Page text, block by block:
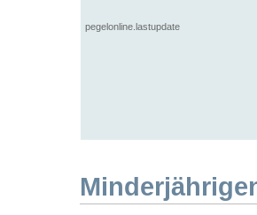
pegelonline.lastupdate